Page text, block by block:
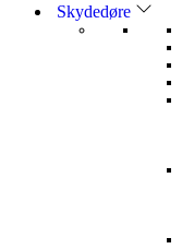
Skydedøre